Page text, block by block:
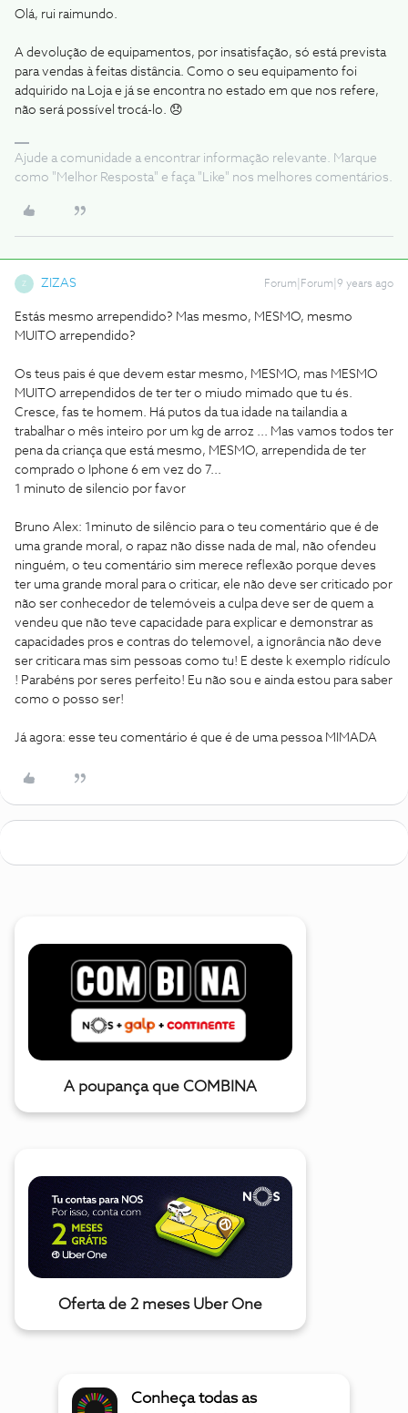
Olá, rui raimundo.
A devolução de equipamentos, por insatisfação, só está prevista
para vendas à feitas distância. Como o seu equipamento foi
adquirido na Loja e já se encontra no estado em que nos refere,
não será possível trocá-lo. 😞
Ajude a comunidade a encontrar informação relevante. Marque
como "Melhor Resposta" e faça "Like" nos melhores comentários.
Z ZIZAS Forum|Forum|9 years ago
Estás mesmo arrependido? Mas mesmo, MESMO, mesmo
MUITO arrependido?
Os teus pais é que devem estar mesmo, MESMO, mas MESMO
MUITO arrependidos de ter ter o miudo mimado que tu és.
Cresce, fas te homem. Há putos da tua idade na tailandia a
trabalhar o mês inteiro por um kg de arroz ... Mas vamos todos ter
pena da criança que está mesmo, MESMO, arrependida de ter
comprado o Iphone 6 em vez do 7...
1 minuto de silencio por favor
Bruno Alex: 1minuto de silêncio para o teu comentário que é de
uma grande moral, o rapaz não disse nada de mal, não ofendeu
ninguém, o teu comentário sim merece reflexão porque deves
ter uma grande moral para o criticar, ele não deve ser criticado por
não ser conhecedor de telemóveis a culpa deve ser de quem a
vendeu que não teve capacidade para explicar e demonstrar as
capacidades pros e contras do telemovel, a ignorância não deve
ser criticara mas sim pessoas como tu! E deste k exemplo ridículo
! Parabéns por seres perfeito! Eu não sou e ainda estou para saber
como o posso ser!
Já agora: esse teu comentário é que é de uma pessoa MIMADA
A poupança que COMBINA
Oferta de 2 meses Uber One
Conheça todas as